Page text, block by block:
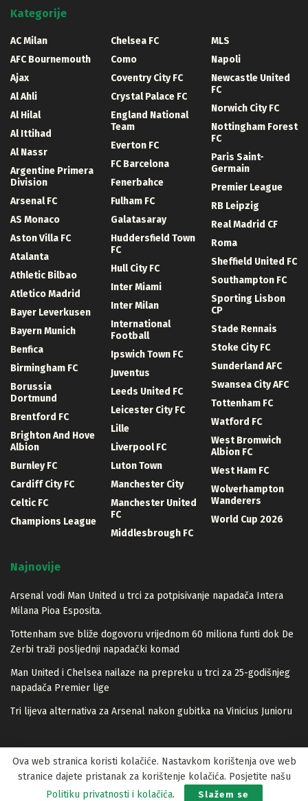
Kategorije
AC Milan
AFC Bournemouth
Ajax
Al Ahli
Al Hilal
Al Ittihad
Al Nassr
Argentine Primera
Division
Arsenal FC
AS Monaco
Aston Villa FC
Atalanta
Athletic Bilbao
Atletico Madrid
Bayer Leverkusen
Bayern Munich
Benfica
Birmingham FC
Borussia
Dortmund
Brentford FC
Brighton And Hove
Albion
Burnley FC
Cardiff City FC
Celtic FC
Champions League
Chelsea FC
Como
Coventry City FC
Crystal Palace FC
England National
Team
Everton FC
FC Barcelona
Fenerbahce
Fulham FC
Galatasaray
Huddersfield Town
FC
Hull City FC
Inter Miami
Inter Milan
International
Football
Ipswich Town FC
Juventus
Leeds United FC
Leicester City FC
Lille
Liverpool FC
Luton Town
Manchester City
Manchester United
FC
Middlesbrough FC
MLS
Napoli
Newcastle United
FC
Norwich City FC
Nottingham Forest
FC
Paris Saint-
Germain
Premier League
RB Leipzig
Real Madrid CF
Roma
Sheffield United FC
Southampton FC
Sporting Lisbon
CP
Stade Rennais
Stoke City FC
Sunderland AFC
Swansea City AFC
Tottenham FC
Watford FC
West Bromwich
Albion FC
West Ham FC
Wolverhampton
Wanderers
World Cup 2026
Najnovije
Arsenal vodi Man United u trci za potpisivanje napadača Intera
Milana Pioa Esposita.
Tottenham sve bliže dogovoru vrijednom 60 miliona funti dok De
Zerbi traži posljednji napadački komad
Man United i Chelsea nailaze na prepreku u trci za 25-godišnjeg
napadača Premier lige
Tri lijeva alternativa za Arsenal nakon gubitka na Vinicius Junioru
© 2023 Lopta.net
Ova web stranica koristi kolačiće. Nastavkom korištenja ove web
stranice dajete pristanak za korištenje kolačića. Posjetite našu
Politiku privatnosti i kolačića. Slažem se